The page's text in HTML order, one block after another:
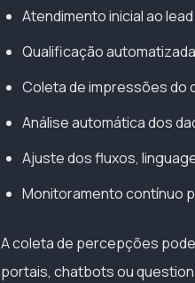
Atendimento inicial ao
Qualificação
Coleta de impressões do
Análise automática dos
Ajuste dos fluxos,
Monitoramento contínuo
A coleta de percepções
portais, chatbots ou